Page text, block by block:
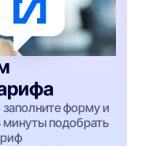
форму и
подобрать